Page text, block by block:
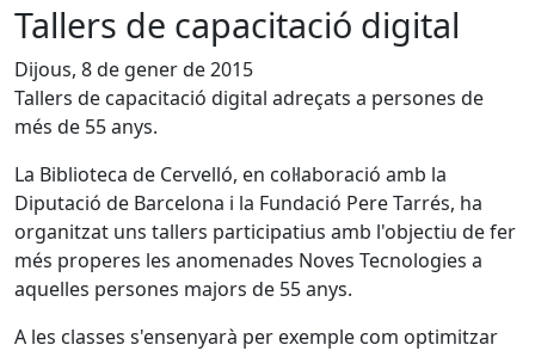
Tallers de capacitació digital
Dijous, 8 de gener de 2015
Tallers de capacitació digital adreçats a persones de
més de 55 anys.
La Biblioteca de Cervelló, en col·laboració amb la
Diputació de Barcelona i la Fundació Pere Tarrés, ha
organitzat uns tallers participatius amb l'objectiu de fer
més properes les anomenades Noves Tecnologies a
aquelles persones majors de 55 anys.
A les classes s'ensenyarà per exemple com optimitzar